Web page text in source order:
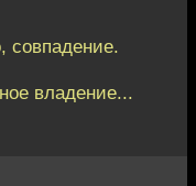
совпадение.
владение...